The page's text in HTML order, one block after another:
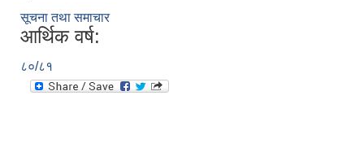
सूचना तथा समाचार
आर्थिक वर्ष:
८०/८१